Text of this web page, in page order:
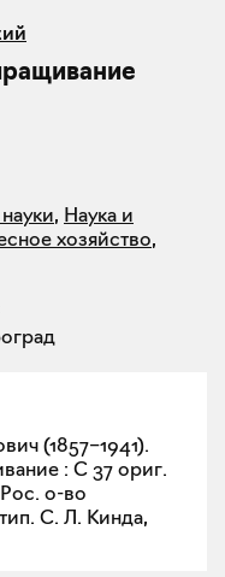
, Наука и
хозяйство,
(1857–1941).
: С 37 ориг.
о-во
С. Л. Кинда,